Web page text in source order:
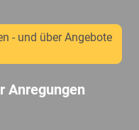
- und über Angebote
Anregungen